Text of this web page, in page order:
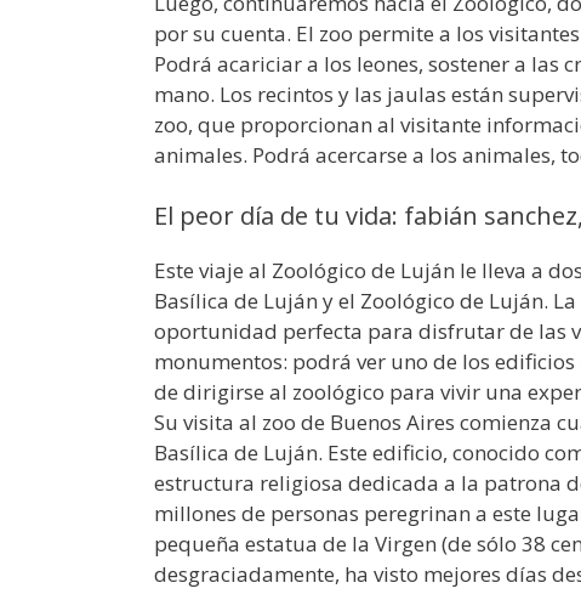
por su cuenta. El zoo permite a los
Podrá acariciar a los leones, sostener a las
mano. Los recintos y las jaulas están
zoo, que proporcionan al visitante
animales. Podrá acercarse a los animales,
El peor día de tu vida: fabián
Este viaje al Zoológico de Luján le lleva a
Basílica de Luján y el Zoológico de Luján.
oportunidad perfecta para disfrutar de las
monumentos: podrá ver uno de los
de dirigirse al zoológico para vivir una
Su visita al zoo de Buenos Aires comienza
Basílica de Luján. Este edificio, conocido
estructura religiosa dedicada a la patrona
millones de personas peregrinan a este
pequeña estatua de la Virgen (de sólo 38
desgraciadamente, ha visto mejores días